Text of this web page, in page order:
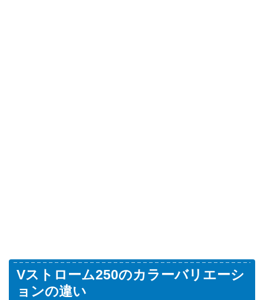
Vストローム250のカラーバリエーシ
ョンの違い